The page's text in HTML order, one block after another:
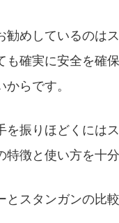
勧めしているのは
も確実に安全を確
らです。
を振りほどくには
特徴と使い方を十
とスタンガンの比